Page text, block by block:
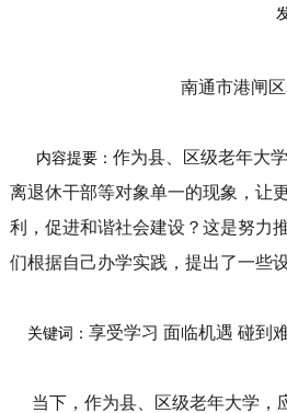
南通市港闸区老年大
内容提要： 作为县、区级老年大
离退休干部等对象单一的现象，让
利，促进和谐社会建设？这是努力
们根据自己办学实践，提出了一些
关键词： 享受学习 面临机遇 碰到
当下，作为县、区级老年大学，